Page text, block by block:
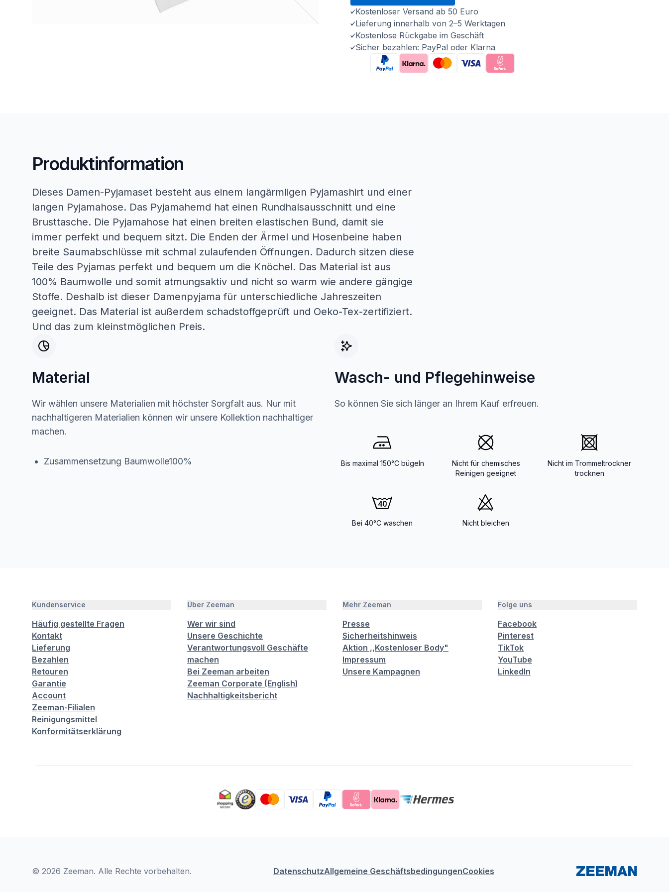
Kostenloser Versand ab 50 Euro
Lieferung innerhalb von 2–5 Werktagen
Kostenlose Rückgabe im Geschäft
Sicher bezahlen: PayPal oder Klarna
Produktinformation
Dieses Damen-Pyjamaset besteht aus einem langärmligen Pyjamashirt und einer
langen Pyjamahose. Das Pyjamahemd hat einen Rundhalsausschnitt und eine
Brusttasche. Die Pyjamahose hat einen breiten elastischen Bund, damit sie
immer perfekt und bequem sitzt. Die Enden der Ärmel und Hosenbeine haben
breite Saumabschlüsse mit schmal zulaufenden Öffnungen. Dadurch sitzen diese
Teile des Pyjamas perfekt und bequem um die Knöchel. Das Material ist aus
100% Baumwolle und somit atmungsaktiv und nicht so warm wie andere gängige
Stoffe. Deshalb ist dieser Damenpyjama für unterschiedliche Jahreszeiten
geeignet. Das Material ist außerdem schadstoffgeprüft und Oeko-Tex-zertifiziert.
Und das zum kleinstmöglichen Preis.
Material
Wir wählen unsere Materialien mit höchster Sorgfalt aus. Nur mit
nachhaltigeren Materialien können wir unsere Kollektion nachhaltiger
machen.
Zusammensetzung Baumwolle100%
Wasch- und Pflegehinweise
So können Sie sich länger an Ihrem Kauf erfreuen.
Bis maximal 150°C bügeln
Nicht für chemisches
Reinigen geeignet
Nicht im Trommeltrockner
trocknen
Bei 40°C waschen Nicht bleichen
Kundenservice
Häufig gestellte Fragen
Kontakt
Lieferung
Bezahlen
Retouren
Garantie
Account
Zeeman-Filialen
Reinigungsmittel
Konformitätserklärung
Über Zeeman
Wer wir sind
Unsere Geschichte
Verantwortungsvoll Geschäfte
machen
Bei Zeeman arbeiten
Zeeman Corporate (English)
Nachhaltigkeitsbericht
Mehr Zeeman
Presse
Sicherheitshinweis
Aktion ,,Kostenloser Body"
Impressum
Unsere Kampagnen
Folge uns
Facebook
Pinterest
TikTok
YouTube
LinkedIn
© 2026 Zeeman. Alle Rechte vorbehalten. DatenschutzAllgemeine GeschäftsbedingungenCookies